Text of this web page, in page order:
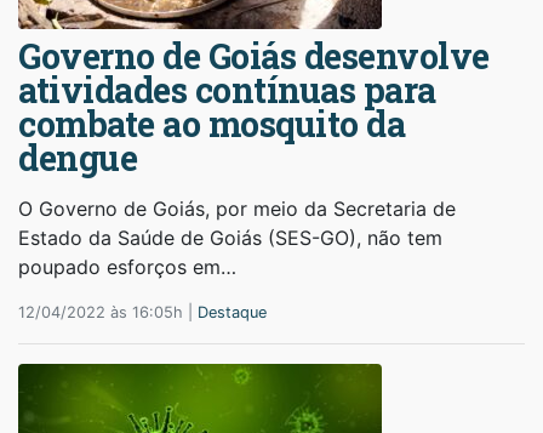
Governo de Goiás desenvolve
atividades contínuas para
combate ao mosquito da
dengue
O Governo de Goiás, por meio da Secretaria de
Estado da Saúde de Goiás (SES-GO), não tem
poupado esforços em…
12/04/2022 às 16:05h | Destaque